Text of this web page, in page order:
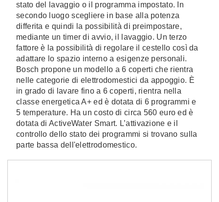
stato del lavaggio o il programma impostato. In
secondo luogo scegliere in base alla potenza
differita e quindi la possibilità di preimpostare,
mediante un timer di avvio, il lavaggio. Un terzo
fattore è la possibilità di regolare il cestello così da
adattare lo spazio interno a esigenze personali.
Bosch propone un modello a 6 coperti che rientra
nelle categorie di elettrodomestici da appoggio. È
in grado di lavare fino a 6 coperti, rientra nella
classe energetica A+ ed è dotata di 6 programmi e
5 temperature. Ha un costo di circa 560 euro ed è
dotata di ActiveWater Smart. L’attivazione e il
controllo dello stato dei programmi si trovano sulla
parte bassa dell'elettrodomestico.